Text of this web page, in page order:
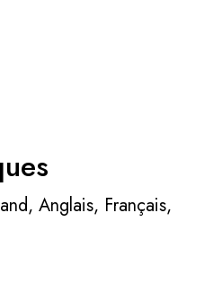
Anglais, Français,